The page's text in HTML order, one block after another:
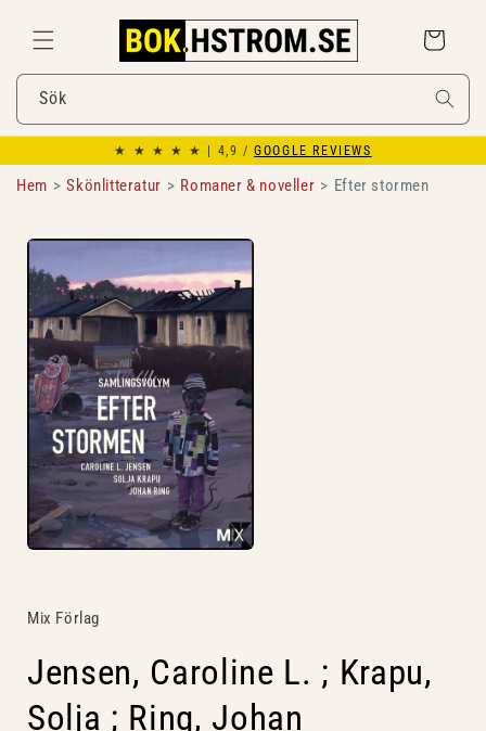
innehåll
Varukorg
Sök
★ ★ ★ ★ ★ | 4,9 /GOOGLE REVIEWS
Hem Skönlitteratur Romaner & noveller Efter stormen
vidare till
Mix Förlag
Jensen, Caroline L. ; Krapu,
Solja ; Ring, Johan